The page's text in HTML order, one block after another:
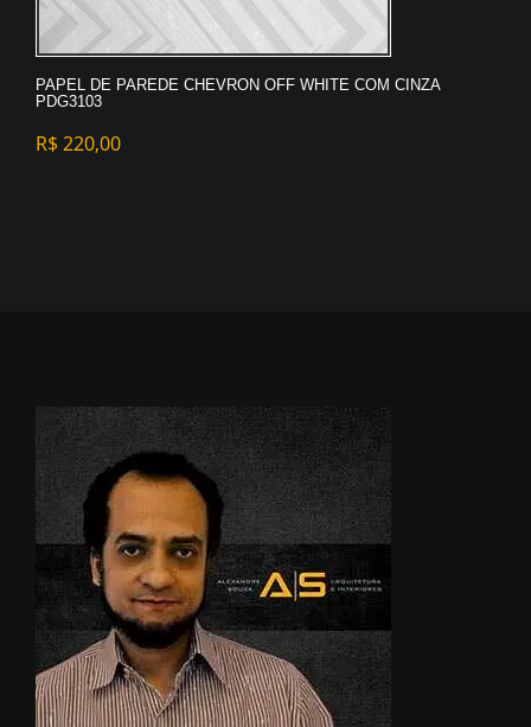
PAPEL DE PAREDE CHEVRON OFF WHITE COM CINZA
PDG3103
R$ 220,00